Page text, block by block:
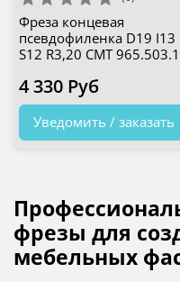
Фреза концевая
псевдофиленка D19 I13
S12 R3,20 CMT
4 330 Руб
Уведомить / заказать
фрезы для
мебельных